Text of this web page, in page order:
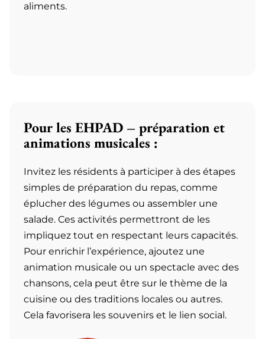
aliments.
Pour les EHPAD – préparation et
animations musicales :
Invitez les résidents à participer à des étapes
simples de préparation du repas, comme
éplucher des légumes ou assembler une
salade. Ces activités permettront de les
impliquez tout en respectant leurs capacités.
Pour enrichir l’expérience, ajoutez une
animation musicale ou un spectacle avec des
chansons, cela peut être sur le thème de la
cuisine ou des traditions locales ou autres.
Cela favorisera les souvenirs et le lien social.